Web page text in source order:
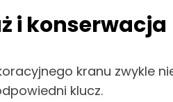
i konserwacja
kranu zwykle
klucz.